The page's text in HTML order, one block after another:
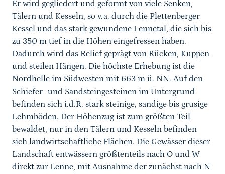
Er wird gegliedert und geformt von viele Senken,
Tälern und Kesseln, so v.a. durch die Plettenberger
Kessel und das stark gewundene Lennetal, die sich bis
zu 350 m tief in die Höhen eingefressen haben.
Dadurch wird das Relief geprägt von Rücken, Kuppen
und steilen Hängen. Die höchste Erhebung ist die
Nordhelle im Südwesten mit 663 m ü. NN. Auf den
Schiefer- und Sandsteingesteinen im Untergrund
befinden sich i.d.R. stark steinige, sandige bis grusige
Lehmböden. Der Höhenzug ist zum größten Teil
bewaldet, nur in den Tälern und Kesseln befinden
sich landwirtschaftliche Flächen. Die Gewässer dieser
Landschaft entwässern größtenteils nach O und W
direkt zur Lenne, mit Ausnahme der zunächst nach N